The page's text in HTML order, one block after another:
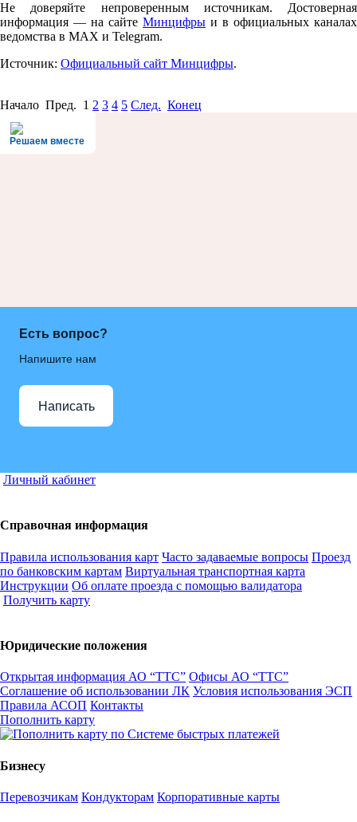
Не доверяйте непроверенным источникам. Достоверная
информация — на сайте Минцифры и в официальных каналах
ведомства в MAX и Telegram.
Источник: Официальный сайт Минцифры.
Начало Пред. 1 2 3 4 5 След. Конец
Решаем вместе
Есть вопрос?
Напишите нам
Написать
Личный кабинет
Справочная информация
Правила использования карт Часто задаваемые вопросы Проезд
по банковским картам Виртуальная транспортная карта
Инструкции Об оплате проезда с помощью валидатора
Получить карту
Юридические положения
Открытая информация АО “ТТС” Офисы АО “ТТС”
Соглашение об использовании ЛК Условия использования ЭСП
Правила АСОП Контакты
Пополнить карту
Бизнесу
Перевозчикам Кондукторам Корпоративные карты